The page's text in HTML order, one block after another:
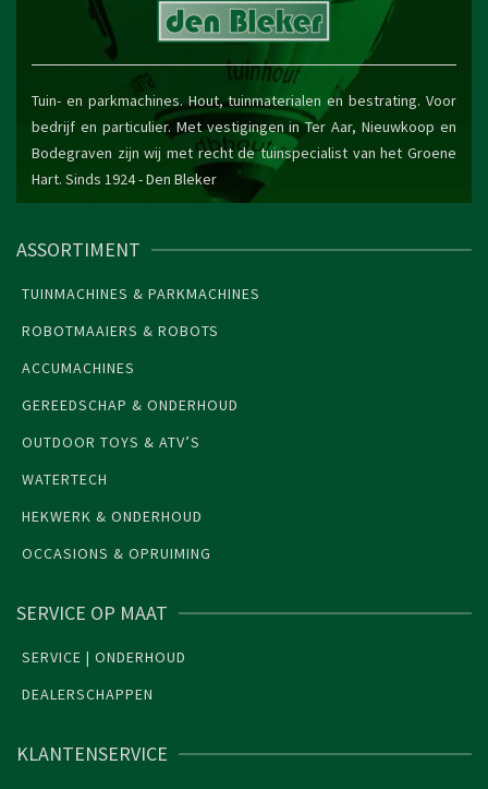
Tuin- en parkmachines. Hout, tuinmaterialen en bestrating. Voor
bedrijf en particulier. Met vestigingen in Ter Aar, Nieuwkoop en
Bodegraven zijn wij met recht de tuinspecialist van het Groene
Hart. Sinds 1924 -Den Bleker
ASSORTIMENT
TUINMACHINES & PARKMACHINES
ROBOTMAAIERS & ROBOTS
ACCUMACHINES
GEREEDSCHAP & ONDERHOUD
OUTDOOR TOYS & ATV’S
WATERTECH
HEKWERK & ONDERHOUD
OCCASIONS & OPRUIMING
SERVICE OP MAAT
SERVICE | ONDERHOUD
DEALERSCHAPPEN
KLANTENSERVICE